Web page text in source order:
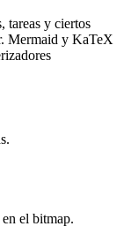
tareas y ciertos
Mermaid y KaTeX
el bitmap.